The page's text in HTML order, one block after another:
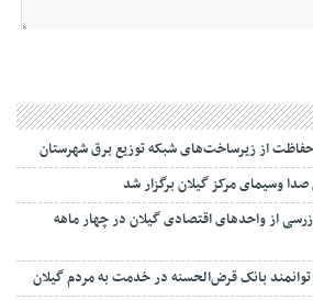
از زیرساخت‌های شبکه توزیع برق شهرستان
صدا وسیمای مرکز گیلان برگزار شد
از ۱۷ هزار بازرسی از واحدهای اقتصادی گیلان در چهار ماهه
توانمند بانک قرض‌الحسنه در خدمت به مردم گیلان